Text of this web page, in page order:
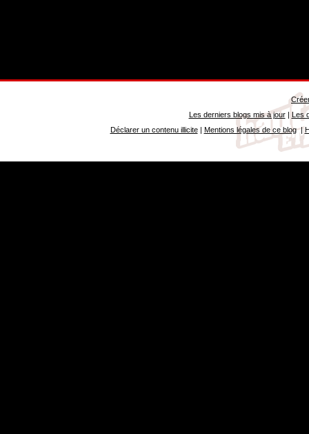
Les derniers blogs mis à jour| Les
Déclarer un contenu illicite| Mentions légales de ce blog|